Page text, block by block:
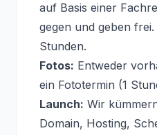
auf Basis einer
gegen und geben frei.
Stunden.
Fotos: Entweder
ein Fototermin (1
Launch: Wir
Domain, Hosting,